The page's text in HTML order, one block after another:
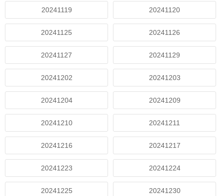
20241119 20241120
20241125 20241126
20241127 20241129
20241202 20241203
20241204 20241209
20241210 20241211
20241216 20241217
20241223 20241224
20241225 20241230